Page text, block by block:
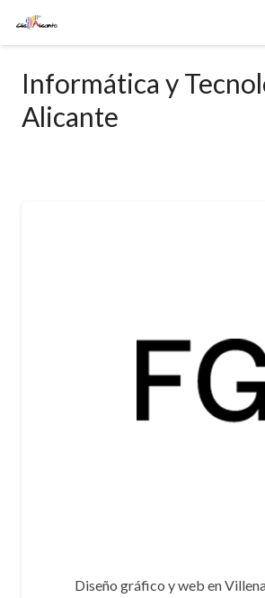
Informática y
Alicante
Diseño gráfico y web en